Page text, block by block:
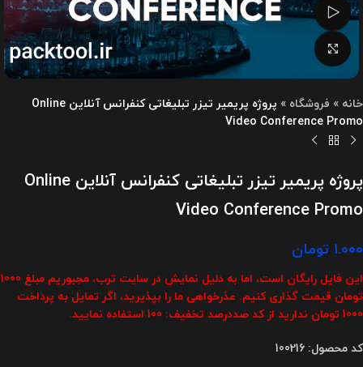
تماشای ویدئو
بزرگنمایی تصویر
خانه » فروشگاه »
پروژه پریمیر تیزر تبلیغاتی کنفرانس آنلاین Online
Video Conference Promo
پروژه پریمیر تیزر تبلیغاتی کنفرانس آنلاین Online
Video Conference Promo
۱.۰۰۰ تومان
این فایل رایگان است، اما به دلیل نمایش در سایت ترب، مجبوریم مبلغ 1000
تومان قیمت گذاری کنیم. عذرخواهی ما را بپذیرید، اگر تمایل به پرداخت
1000 تومان ندارید از کد صددرصد تخفیف: 100 استفاده نمایید.
کد محصول: 100216